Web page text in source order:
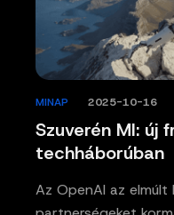
Szuverén MI: új
techháborúban
MINAP 2025-10-16
Az OpenAI az